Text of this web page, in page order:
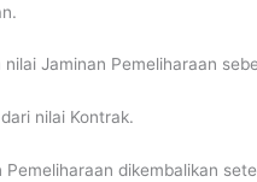
nilai Jaminan Pemeliharaan
nilai Kontrak.
Pemeliharaan dikembalikan